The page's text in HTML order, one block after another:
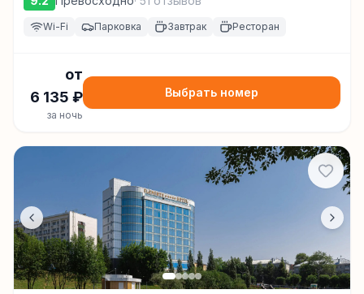
Wi-Fi Парковка Завтрак Ресторан
от
6 135 ₽
за ночь
Выбрать номер